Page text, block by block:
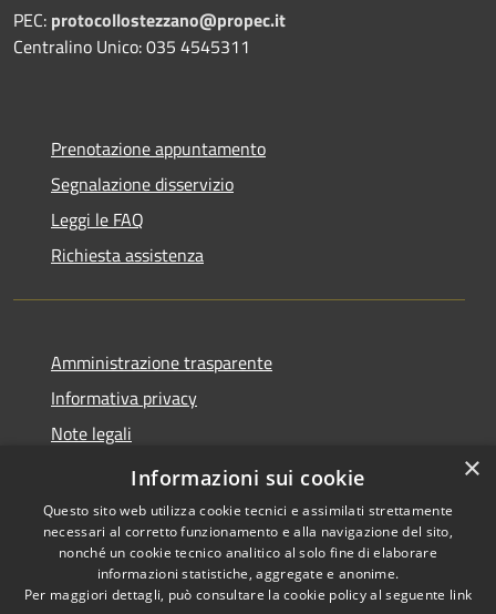
PEC: protocollostezzano@propec.it
Centralino Unico: 035 4545311
Prenotazione appuntamento
Segnalazione disservizio
Leggi le FAQ
Richiesta assistenza
Amministrazione trasparente
Informativa privacy
Note legali
Dichiarazione di accessibilità
Accessibilità
Copyright © 2026 • Comune di
Stezzano • Powered by
×
Informazioni sui cookie
Questo sito web utilizza cookie tecnici e assimilati strettamente
necessari al corretto funzionamento e alla navigazione del sito,
nonché un cookie tecnico analitico al solo fine di elaborare
informazioni statistiche, aggregate e anonime.
Per maggiori dettagli, può consultare la cookie policy al seguente link